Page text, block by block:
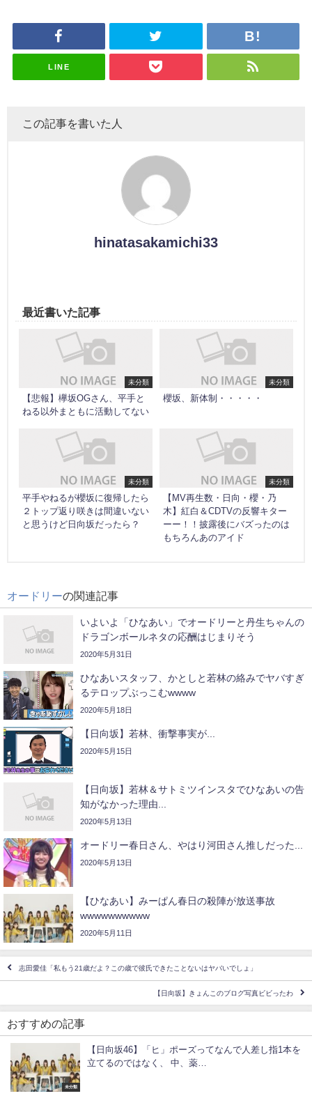
がこちら
ざわつかせ
「ラヴィッ
スタジオ出
ざわつかせ
さんに恐怖
ナンタラ】
LINE
この記事を書いた人
hinatasakamichi33
最近書いた記事
未分類
【悲報】欅坂OGさん、平手と
ねる以外まともに活動してない
未分類
櫻坂、新体制・・・・・
未分類
平手やねるが櫻坂に復帰したら
２トップ返り咲きは間違いない
と思うけど日向坂だったら？
未分類
【MV再生数・日向・櫻・乃
木】紅白＆CDTVの反響キター
ーー！！披露後にバズったのは
もちろんあのアイド
オードリーの関連記事
いよいよ「ひなあい」でオードリーと丹生ちゃんの
ドラゴンボールネタの応酬はじまりそう
2020年5月31日
ひなあいスタッフ、かとしと若林の絡みでヤバすぎ
るテロップぶっこむwwww
2020年5月18日
【日向坂】若林、衝撃事実が...
2020年5月15日
【日向坂】若林＆サトミツインスタでひなあいの告
知がなかった理由...
2020年5月13日
オードリー春日さん、やはり河田さん推しだった...
2020年5月13日
【ひなあい】みーぱん春日の殺陣が放送事故
wwwwwwwwww
2020年5月11日
志田愛佳「私もう21歳だよ？この歳で彼氏できたことないはヤバいでしょ」
【日向坂】きょんこのブログ写真ビビったわ
おすすめの記事
未分類
【日向坂46】「ヒ」ポーズってなんで人差し指1本を
立てるのではなく、 中、薬…